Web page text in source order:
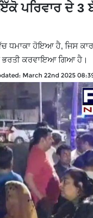
ਪਰਿਵਾਰ ਦੇ 3
ਧਮਾਕਾ ਹੋਇਆ ਹੈ, ਜਿਸ
ਭਰਤੀ ਕਰਵਾਇਆ ਗਿਆ ਹੈ।
March 22nd 2025